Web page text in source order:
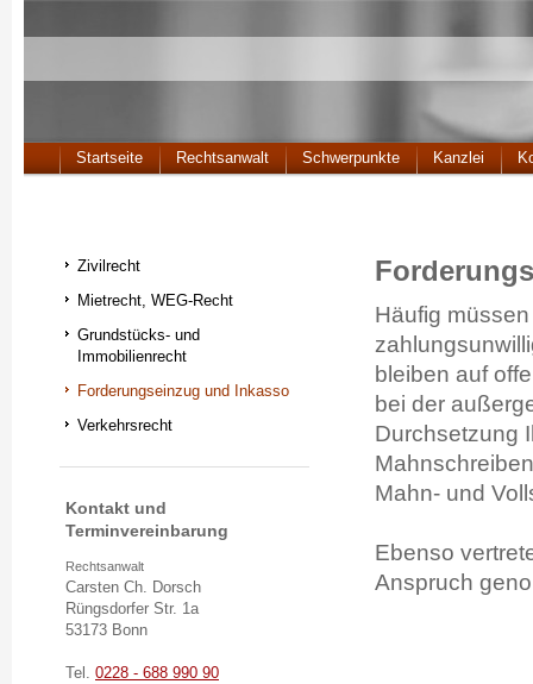
Startseite Rechtsanwalt Schwerpunkte Kanzlei
Zivilrecht
Mietrecht, WEG-Recht
Grundstücks- und
Immobilienrecht
Forderungseinzug und Inkasso
Verkehrsrecht
Kontakt und
Terminvereinbarung
Rechtsanwalt
Carsten Ch. Dorsch
Rüngsdorfer Str. 1a
53173 Bonn
Tel. 0228 - 688 990 90
Häufig
bleiben auf
bei der
Durchsetzung
Mahn- und
Ebenso
Anspruch